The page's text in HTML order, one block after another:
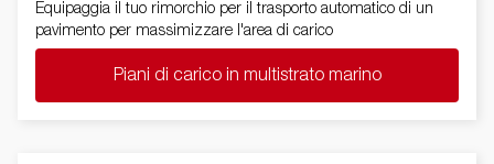
Equipaggia il tuo rimorchio per il trasporto automatico di un
pavimento per massimizzare l'area di carico
Piani di carico in multistrato marino